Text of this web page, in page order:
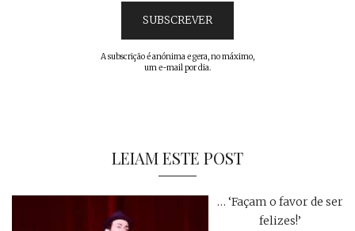
A subscrição é anónima e gera, no máximo,
um e-mail por dia.
LEIAM ESTE POST
… ‘Façam o favor de ser
felizes!’